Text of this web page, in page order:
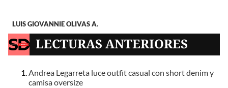
LUIS GIOVANNIE OLIVAS A.
LECTURAS ANTERIORES
Andrea Legarreta luce outfit casual con short denim y
camisa oversize